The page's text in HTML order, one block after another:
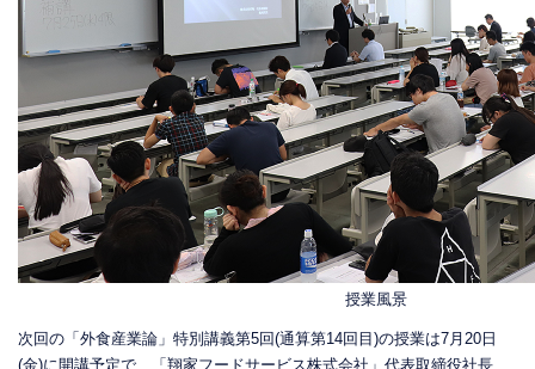
授業風景
次回の「外食産業論」特別講義第5回(通算第14回目)の授業は7月20日
(金)に開講予定で、「翔家フードサービス株式会社」代表取締役社長